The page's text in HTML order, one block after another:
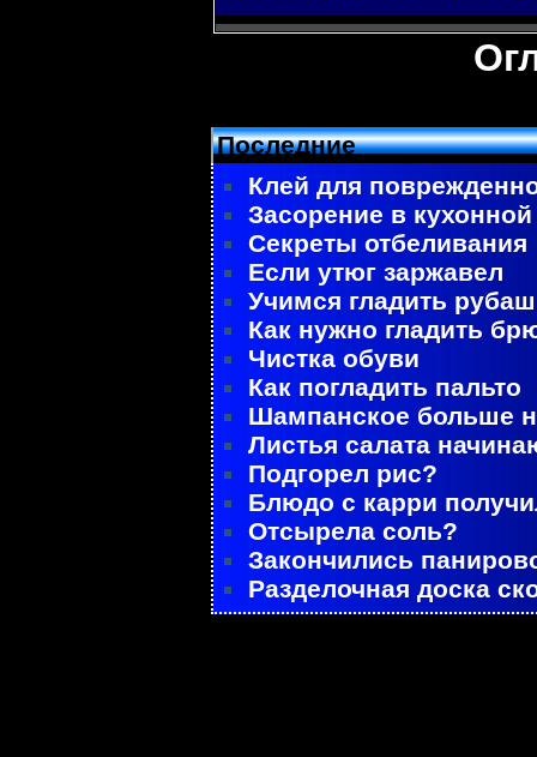
Последние
Клей для
Засорение в
Секреты отбеливания
Если утюг заржавел
Учимся гладить
Как нужно гладить
Чистка обуви
Как погладить пальто
Шампанское больше
Листья салата
Подгорел рис?
Блюдо с карри
Отсырела соль?
Закончились
Разделочная доска